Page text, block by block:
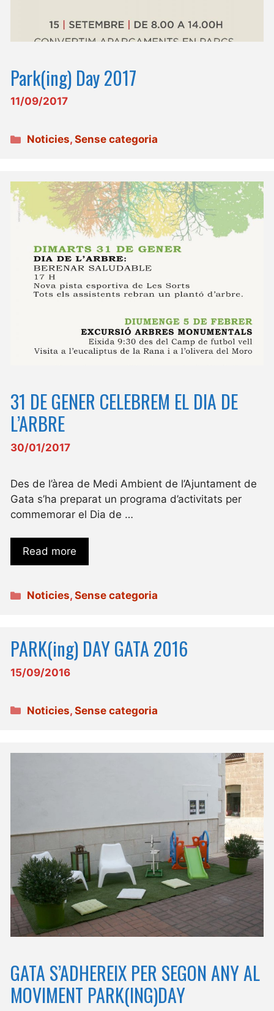
Park(ing) Day 2017
11/09/2017
Categories
Noticies,Sense categoria
31 DE GENER CELEBREM EL DIA DE
L’ARBRE
30/01/2017
Des de l’àrea de Medi Ambient de l’Ajuntament de
Gata s’ha preparat un programa d’activitats per
commemorar el Dia de …
Read more
Categories
Noticies,Sense categoria
PARK(ing) DAY GATA 2016
15/09/2016
Categories
Noticies,Sense categoria
GATA S’ADHEREIX PER SEGON ANY AL
MOVIMENT PARK(ING)DAY